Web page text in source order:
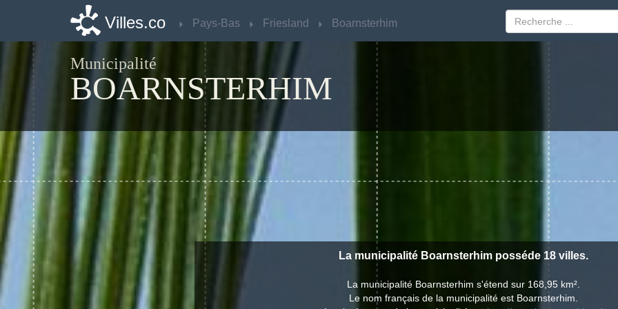
Villes.co Pays-Bas Friesland Boarnsterhim
Municipalité
BOARNSTERHIM
La municipalité Boarnsterhim posséde 18 villes.
La municipalité Boarnsterhim s'étend sur 168,95 km².
Le nom français de la municipalité est Boarnsterhim.
Villes.co Pays-Bas Friesland Boarnsterhim